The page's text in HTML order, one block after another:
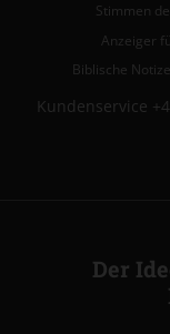
Stimmen
Anzeiger
Biblische
Kundenservice
Der